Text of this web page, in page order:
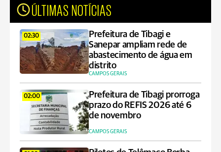
ÚLTIMAS NOTÍCIAS
02:30
Prefeitura de Tibagi e
Sanepar ampliam rede de
abastecimento de água em
distrito
CAMPOS GERAIS
02:00
Prefeitura de Tibagi prorroga
prazo do REFIS 2026 até 6
de novembro
CAMPOS GERAIS